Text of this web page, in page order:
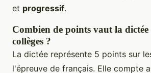
et progressif.
Combien de points vaut la dictée
collèges ?
La dictée représente 5 points sur
l'épreuve de français. Elle compte